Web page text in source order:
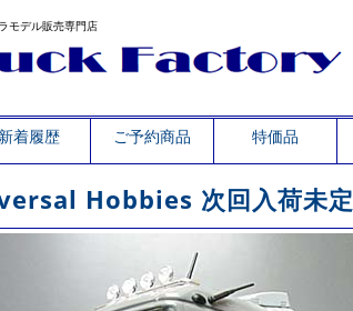
モデル販売専門店
新着履歴 ご予約商品 特価品
Hobbies 次回入荷未定